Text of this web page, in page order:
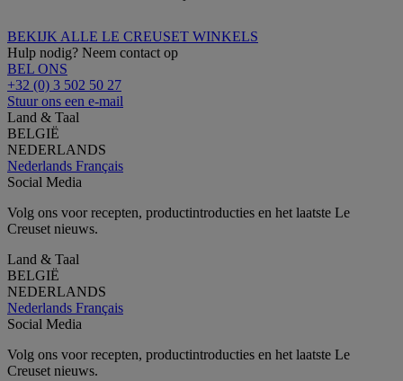
BEKIJK ALLE LE CREUSET WINKELS
Hulp nodig? Neem contact op
BEL ONS
+32 (0) 3 502 50 27
Stuur ons een e-mail
Land & Taal
BELGIË
NEDERLANDS
Nederlands Français
Social Media
Volg ons voor recepten, productintroducties en het laatste Le
Creuset nieuws.
Land & Taal
BELGIË
NEDERLANDS
Nederlands Français
Social Media
Volg ons voor recepten, productintroducties en het laatste Le
Creuset nieuws.